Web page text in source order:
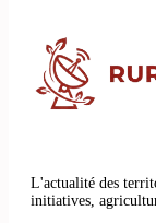
à seulement 15
kilomètres à
Joachim
Cadenas
L'actualité des
initiatives,